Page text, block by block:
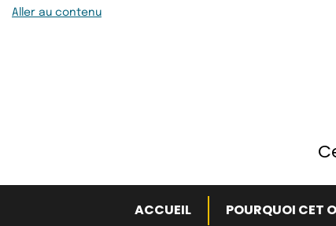
Aller au contenu
ACCUEIL POURQUOI CET